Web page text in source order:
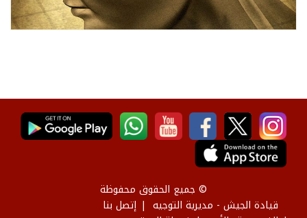
© جميع الحقوق محفوظة
قيادة الجيش - مديرية التوجيه
إتصل بنا